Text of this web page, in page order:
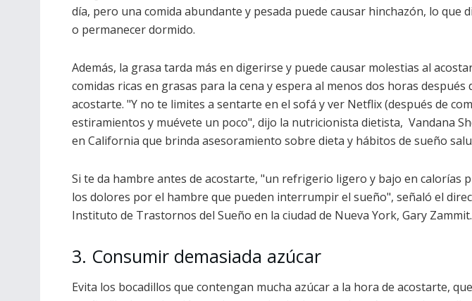
día, pero una comida abundante y pesada puede causar hinchazón, lo que
o permanecer dormido.
Además, la grasa tarda más en digerirse y puede causar molestias al
comidas ricas en grasas para la cena y espera al menos dos horas después
acostarte. "Y no te limites a sentarte en el sofá y ver Netflix (después de
estiramientos y muévete un poco", dijo la nutricionista dietista, Vandana
en California que brinda asesoramiento sobre dieta y hábitos de sueño
Si te da hambre antes de acostarte, "un refrigerio ligero y bajo en calorías
los dolores por el hambre que pueden interrumpir el sueño", señaló el
Instituto de Trastornos del Sueño en la ciudad de Nueva York, Gary Zammit.
3. Consumir demasiada azúcar
Evita los bocadillos que contengan mucha azúcar a la hora de acostarte,